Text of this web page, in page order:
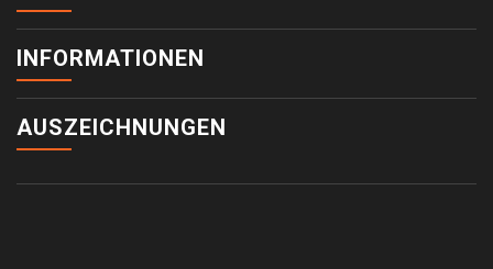
INFORMATIONEN
AUSZEICHNUNGEN